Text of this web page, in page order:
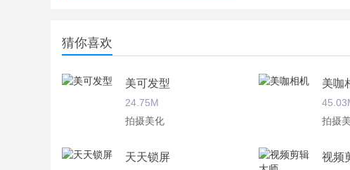
猜你喜欢
美可发型
24.75M
拍摄美化
美咖
拍摄
天天锁屏 视频